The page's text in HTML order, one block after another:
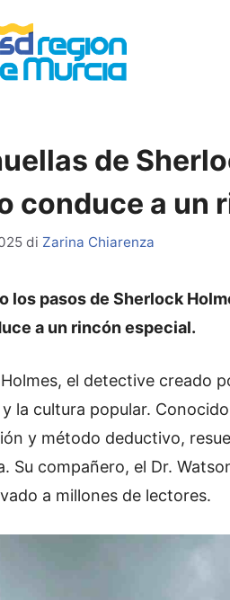
de
conduce a un
di Zarina Chiarenza
los pasos de Sherlock
a un rincón especial.
el detective creado
la cultura popular.
y método deductivo,
Su compañero, el Dr.
a millones de lectores.